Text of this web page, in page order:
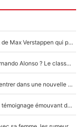
F1 - Une légende de McLaren refuse le transfert de Max Verstappen qui pourrait «faire des vagues» et plomber l'ambiance dans l'équipe
Max Verstappen, Lewis Hamilton… et bientôt Fernando Alonso ? Le classement des pilotes les mieux payés en Formule 1 risque de changer !
F1 - Alpine signe un accord «impensable» et va entrer dans une nouvelle dimension : Grande nouvelle pour Pierre Gasly !
F1 : « Je lui ai fait un câlin, puis j’ai dû partir...», le témoignage émouvant de Max Verstappen sur sa fille